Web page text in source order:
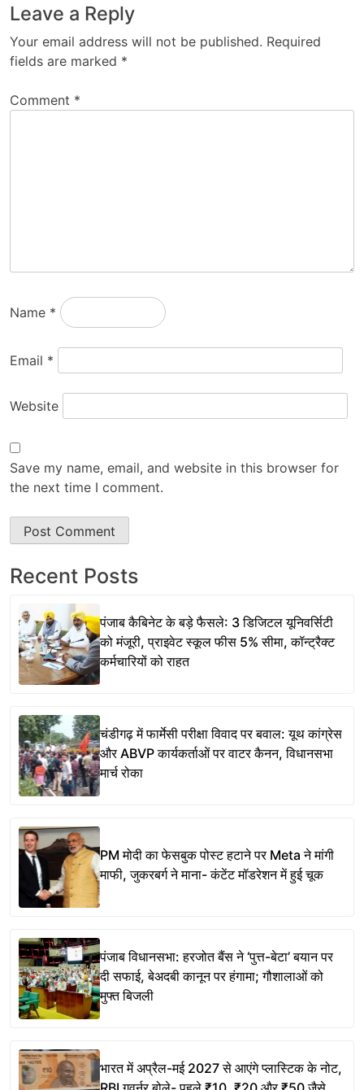
Leave a Reply
Your email address will not be published. Required
fields are marked *
Comment *
Name *
Email *
Website
Save my name, email, and website in this browser for
the next time I comment.
Recent Posts
पंजाब कैबिनेट के बड़े फैसले: 3 डिजिटल यूनिवर्सिटी
को मंजूरी, प्राइवेट स्कूल फीस 5% सीमा, कॉन्ट्रैक्ट
कर्मचारियों को राहत
चंडीगढ़ में फार्मेसी परीक्षा विवाद पर बवाल: यूथ कांग्रेस
और ABVP कार्यकर्ताओं पर वाटर कैनन, विधानसभा
मार्च रोका
PM मोदी का फेसबुक पोस्ट हटाने पर Meta ने मांगी
माफी, जुकरबर्ग ने माना- कंटेंट मॉडरेशन में हुई चूक
पंजाब विधानसभा: हरजोत बैंस ने ‘पुत्त-बेटा’ बयान पर
दी सफाई, बेअदबी कानून पर हंगामा; गौशालाओं को
मुफ्त बिजली
भारत में अप्रैल-मई 2027 से आएंगे प्लास्टिक के नोट,